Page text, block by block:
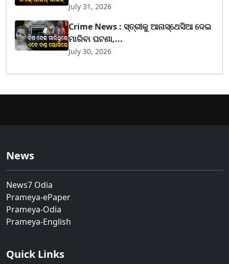
July 31, 2026
Crime News : ସ୍ତ୍ରୀକୁ ଆନାସ୍ଥେସିଆ ଦେଇ
ମାରିବା ଘଟଣା,...
July 30, 2026
News
News7 Odia
Prameya-ePaper
Prameya-Odia
Prameya-English
Quick Links